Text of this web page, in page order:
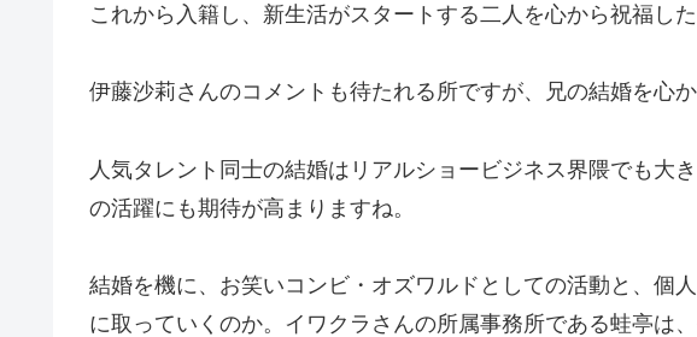
これから入籍し、新生活がスタートする二人を心から祝福した
伊藤沙莉さんのコメントも待たれる所ですが、兄の結婚を心
人気タレント同士の結婚はリアルショービジネス界隈でも大
の活躍にも期待が高まりますね。
結婚を機に、お笑いコンビ・オズワルドとしての活動と、個
に取っていくのか。イワクラさんの所属事務所である蛙亭は